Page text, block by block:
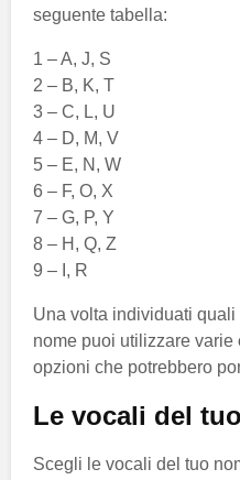
seguente tabella:
1 – A, J, S
2 – B, K, T
3 – C, L, U
4 – D, M, V
5 – E, N, W
6 – F, O, X
7 – G, P, Y
8 – H, Q, Z
9 – I, R
Una volta individuati
nome puoi utilizzare varie
opzioni che potrebbero
Le vocali del
Scegli le vocali del tuo